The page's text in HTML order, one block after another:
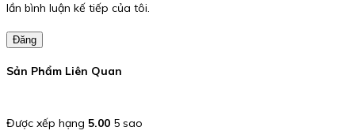
lần bình luận kế tiếp của tôi.
Đăng
Sản Phẩm Liên Quan
Được xếp hạng 5.00 5 sao